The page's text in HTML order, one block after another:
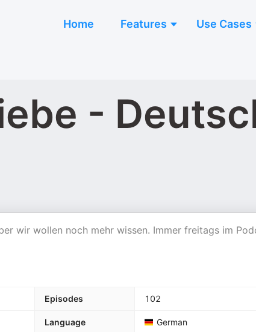
Home Features Use Cases
-
wir wollen noch mehr wissen. Immer freitags im
Episodes 102
Language German